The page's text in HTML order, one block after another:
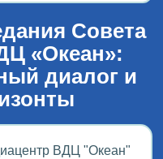
Совета
«Океан»:
диалог и
ВДЦ "Океан"